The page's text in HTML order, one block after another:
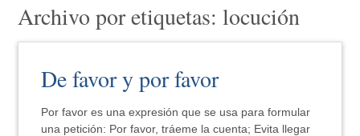
Archivo por etiquetas: locución
De favor y por favor
Por favor es una expresión que se usa para formular
una petición: Por favor, tráeme la cuenta; Evita llegar